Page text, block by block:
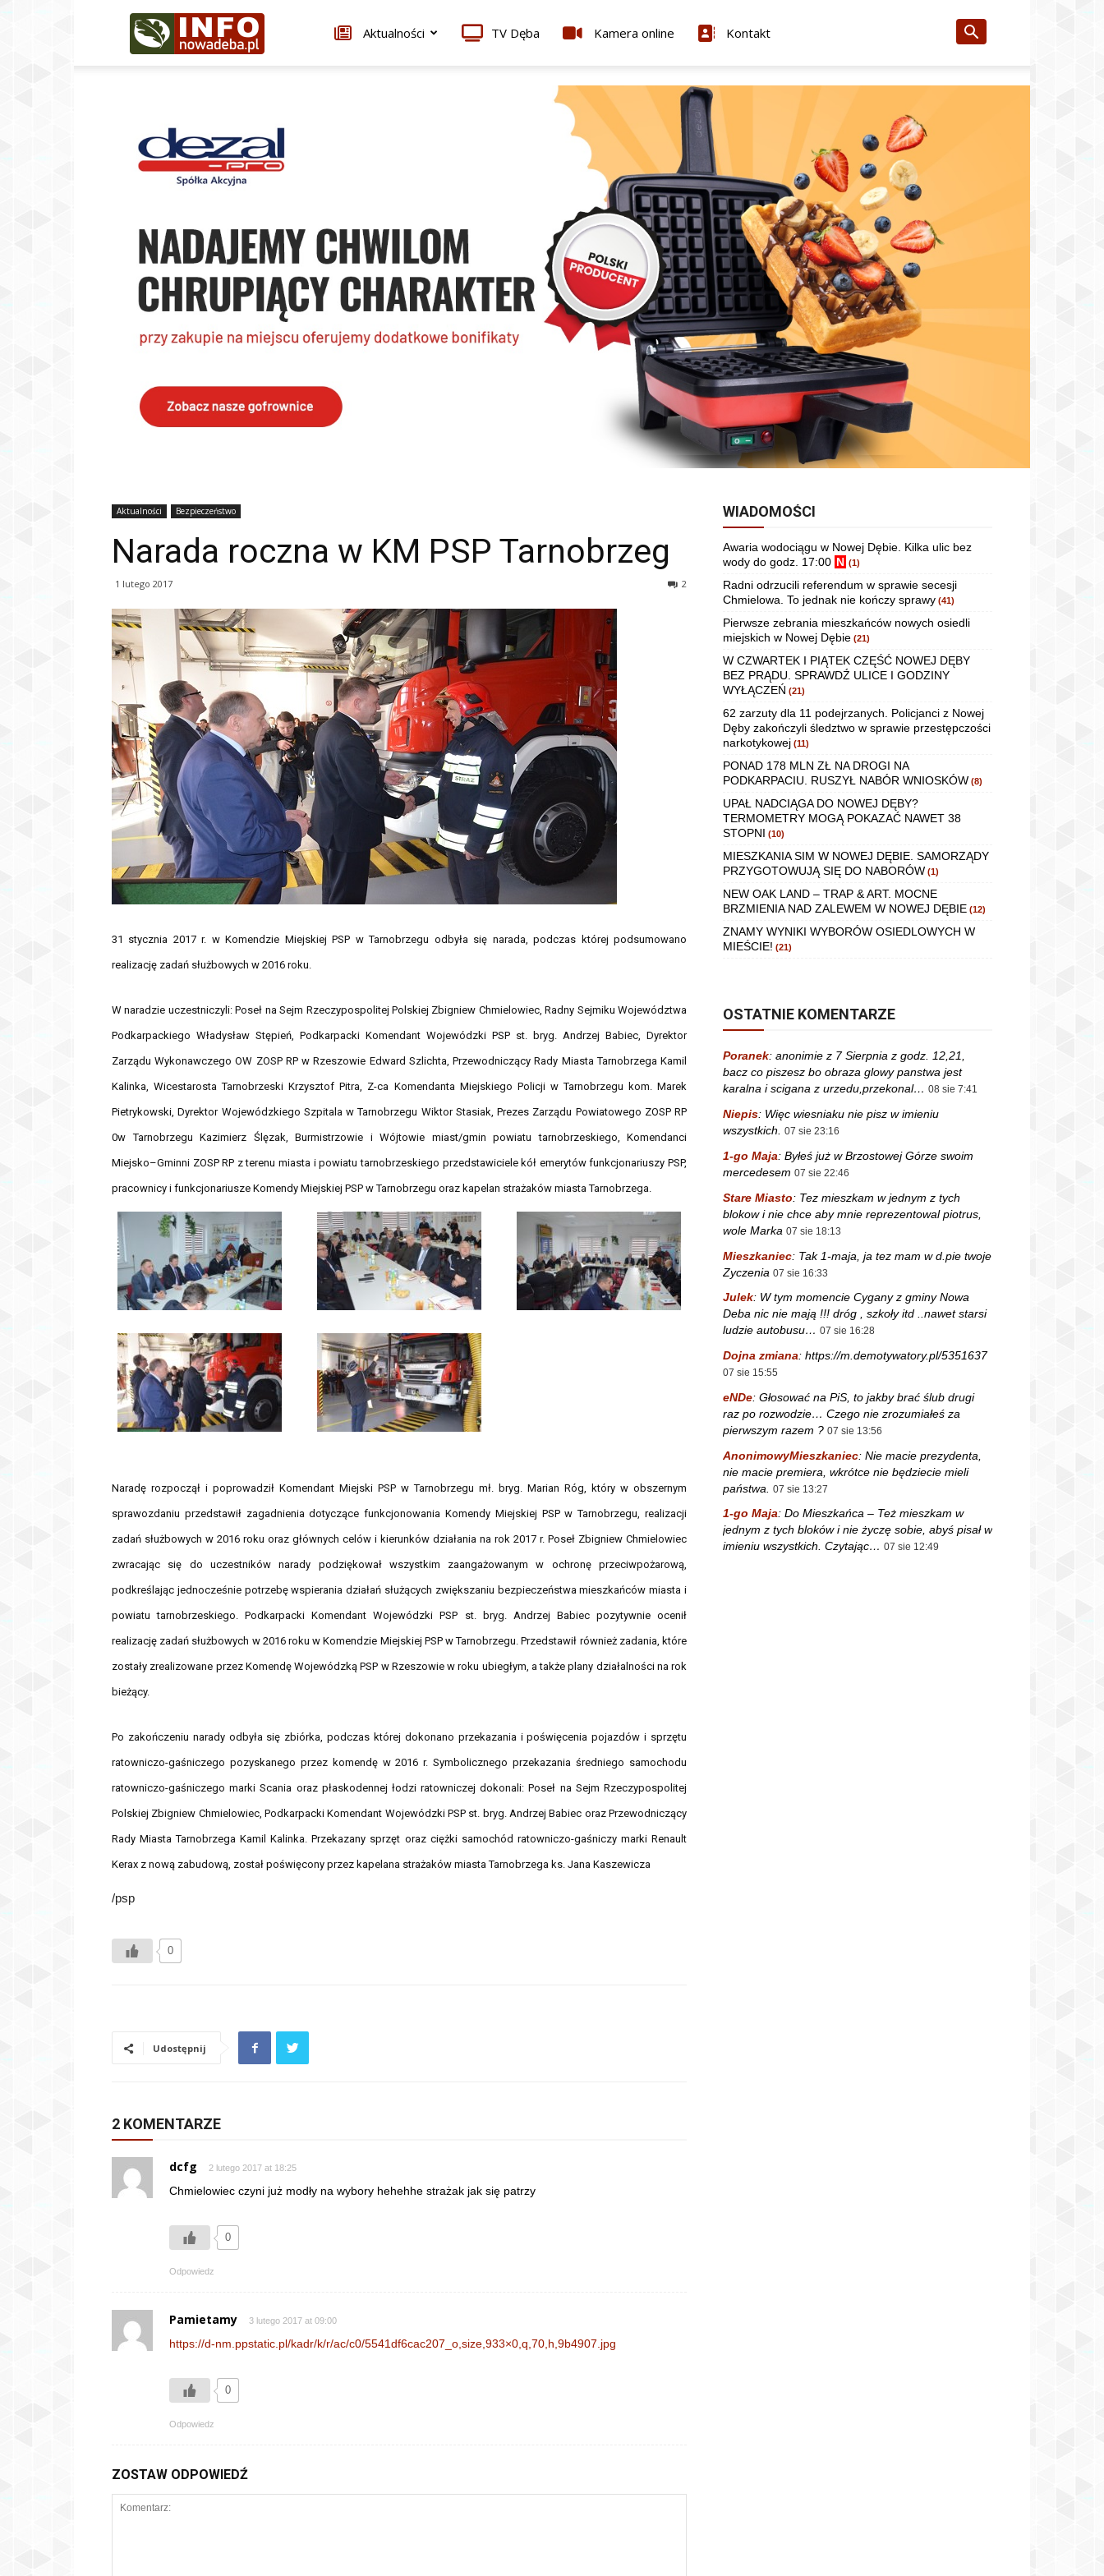
Infonowadeba.pl Aktualności TV Dęba Kamera online Kontakt
Aktualności Bezpieczeństwo
Narada roczna w KM PSP Tarnobrzeg
1 lutego 2017 2
31 stycznia 2017 r. w Komendzie Miejskiej PSP w Tarnobrzegu odbyła się narada, podczas której podsumowano
realizację zadań służbowych w 2016 roku.
W naradzie uczestniczyli: Poseł na Sejm Rzeczypospolitej Polskiej Zbigniew Chmielowiec, Radny Sejmiku Województwa
Podkarpackiego Władysław Stępień, Podkarpacki Komendant Wojewódzki PSP st. bryg. Andrzej Babiec, Dyrektor
Zarządu Wykonawczego OW ZOSP RP w Rzeszowie Edward Szlichta, Przewodniczący Rady Miasta Tarnobrzega Kamil
Kalinka, Wicestarosta Tarnobrzeski Krzysztof Pitra, Z-ca Komendanta Miejskiego Policji w Tarnobrzegu kom. Marek
Pietrykowski, Dyrektor Wojewódzkiego Szpitala w Tarnobrzegu Wiktor Stasiak, Prezes Zarządu Powiatowego ZOSP RP
0w Tarnobrzegu Kazimierz Ślęzak, Burmistrzowie i Wójtowie miast/gmin powiatu tarnobrzeskiego, Komendanci
Miejsko–Gminni ZOSP RP z terenu miasta i powiatu tarnobrzeskiego przedstawiciele kół emerytów funkcjonariuszy PSP,
pracownicy i funkcjonariusze Komendy Miejskiej PSP w Tarnobrzegu oraz kapelan strażaków miasta Tarnobrzega.
Naradę rozpoczął i poprowadził Komendant Miejski PSP w Tarnobrzegu mł. bryg. Marian Róg, który w obszernym
sprawozdaniu przedstawił zagadnienia dotyczące funkcjonowania Komendy Miejskiej PSP w Tarnobrzegu, realizacji
zadań służbowych w 2016 roku oraz głównych celów i kierunków działania na rok 2017 r. Poseł Zbigniew Chmielowiec
zwracając się do uczestników narady podziękował wszystkim zaangażowanym w ochronę przeciwpożarową,
podkreślając jednocześnie potrzebę wspierania działań służących zwiększaniu bezpieczeństwa mieszkańców miasta i
powiatu tarnobrzeskiego. Podkarpacki Komendant Wojewódzki PSP st. bryg. Andrzej Babiec pozytywnie ocenił
realizację zadań służbowych w 2016 roku w Komendzie Miejskiej PSP w Tarnobrzegu. Przedstawił również zadania, które
zostały zrealizowane przez Komendę Wojewódzką PSP w Rzeszowie w roku ubiegłym, a także plany działalności na rok
bieżący.
Po zakończeniu narady odbyła się zbiórka, podczas której dokonano przekazania i poświęcenia pojazdów i sprzętu
ratowniczo-gaśniczego pozyskanego przez komendę w 2016 r. Symbolicznego przekazania średniego samochodu
ratowniczo-gaśniczego marki Scania oraz płaskodennej łodzi ratowniczej dokonali: Poseł na Sejm Rzeczypospolitej
Polskiej Zbigniew Chmielowiec, Podkarpacki Komendant Wojewódzki PSP st. bryg. Andrzej Babiec oraz Przewodniczący
Rady Miasta Tarnobrzega Kamil Kalinka. Przekazany sprzęt oraz ciężki samochód ratowniczo-gaśniczy marki Renault
Kerax z nową zabudową, został poświęcony przez kapelana strażaków miasta Tarnobrzega ks. Jana Kaszewicza
/psp
0
Udostępnij
2 KOMENTARZE
dcfg 2 lutego 2017 at 18:25
Chmielowiec czyni już modły na wybory hehehhe strażak jak się patrzy
0
Odpowiedz
Pamietamy 3 lutego 2017 at 09:00
https://d-nm.ppstatic.pl/kadr/k/r/ac/c0/5541df6cac207_o,size,933×0,q,70,h,9b4907.jpg
0
Odpowiedz
ZOSTAW ODPOWIEDŹ
WIADOMOŚCI
Awaria wodociągu w Nowej Dębie. Kilka ulic bez
wody do godz. 17:00 N (1)
Radni odrzucili referendum w sprawie secesji
Chmielowa. To jednak nie kończy sprawy (41)
Pierwsze zebrania mieszkańców nowych osiedli
miejskich w Nowej Dębie (21)
W CZWARTEK I PIĄTEK CZĘŚĆ NOWEJ DĘBY
BEZ PRĄDU. SPRAWDŹ ULICE I GODZINY
WYŁĄCZEŃ (21)
62 zarzuty dla 11 podejrzanych. Policjanci z Nowej
Dęby zakończyli śledztwo w sprawie przestępczości
narkotykowej (11)
PONAD 178 MLN ZŁ NA DROGI NA
PODKARPACIU. RUSZYŁ NABÓR WNIOSKÓW (8)
UPAŁ NADCIĄGA DO NOWEJ DĘBY?
TERMOMETRY MOGĄ POKAZAĆ NAWET 38
STOPNI (10)
MIESZKANIA SIM W NOWEJ DĘBIE. SAMORZĄDY
PRZYGOTOWUJĄ SIĘ DO NABORÓW (1)
NEW OAK LAND – TRAP & ART. MOCNE
BRZMIENIA NAD ZALEWEM W NOWEJ DĘBIE (12)
ZNAMY WYNIKI WYBORÓW OSIEDLOWYCH W
MIEŚCIE! (21)
OSTATNIE KOMENTARZE
Poranek: anonimie z 7 Sierpnia z godz. 12,21,
bacz co piszesz bo obraza glowy panstwa jest
karalna i scigana z urzedu,przekonal… 08 sie 7:41
Niepis: Więc wiesniaku nie pisz w imieniu
wszystkich.
07 sie 23:16
1-go Maja: Byłeś już w Brzostowej Górze swoim
mercedesem 07 sie 22:46
Stare Miasto: Tez mieszkam w jednym z tych
blokow i nie chce aby mnie reprezentowal piotrus,
wole Marka 07 sie 18:13
Mieszkaniec: Tak 1-maja, ja tez mam w d.pie twoje
Zyczenia 07 sie 16:33
Julek: W tym momencie Cygany z gminy Nowa
Deba nic nie mają !!! dróg , szkoły itd ..nawet starsi
ludzie autobusu… 07 sie 16:28
Dojna zmiana: https://m.demotywatory.pl/5351637
07 sie 15:55
eNDe: Głosować na PiS, to jakby brać ślub drugi
raz po rozwodzie… Czego nie zrozumiałeś za
pierwszym razem ? 07 sie 13:56
AnonimowyMieszkaniec: Nie macie prezydenta,
nie macie premiera, wkrótce nie będziecie mieli
państwa.
07 sie 13:27
1-go Maja: Do Mieszkańca – Też mieszkam w
jednym z tych bloków i nie życzę sobie, abyś pisał w
imieniu wszystkich. Czytając… 07 sie 12:49